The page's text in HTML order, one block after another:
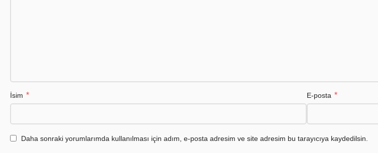
İsim * E-posta *
Daha sonraki yorumlarımda kullanılması için adım, e-posta adresim ve site adresim bu tarayıcıya kaydedilsin.